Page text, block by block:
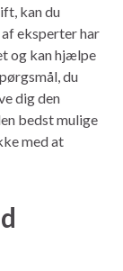
kan du
eksperter har
og kan hjælpe
du
dig den
bedst mulige
med at